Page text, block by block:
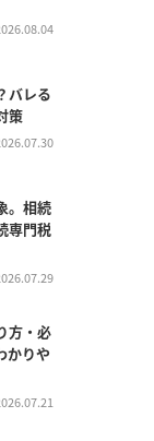
バレる
策
。相続
専門税
方・必
かりや